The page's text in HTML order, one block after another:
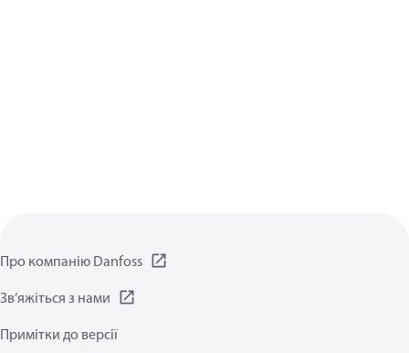
Про компанію Danfoss
Зв’яжіться з нами
Примітки до версії